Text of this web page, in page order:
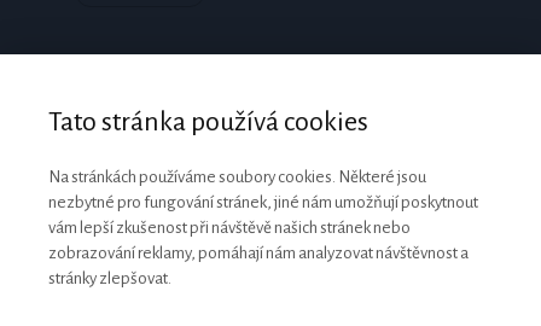
Tato stránka používá cookies
Na stránkách používáme soubory cookies. Některé jsou
nezbytné pro fungování stránek, jiné nám umožňují poskytnout
vám lepší zkušenost při návštěvě našich stránek nebo
zobrazování reklamy, pomáhají nám analyzovat návštěvnost a
stránky zlepšovat.